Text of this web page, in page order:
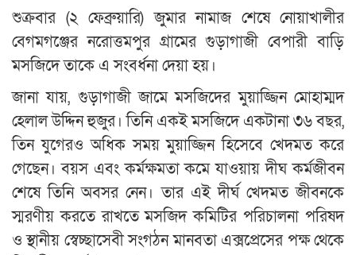
শুক্রবার (২ ফেব্রুয়ারি) জুমার নামাজ শেষে নোয়াখালীর
বেগমগঞ্জের নরোত্তমপুর গ্রামের গুড়াগাজী বেপারী বাড়ি
মসজিদে তাকে এ সংবর্ধনা দেয়া হয়।
জানা যায়, গুড়াগাজী জামে মসজিদের মুয়াজ্জিন মোহাম্মদ
হেলাল উদ্দিন হুজুর। তিনি একই মসজিদে একটানা ৩৬ বছর,
তিন যুগেরও অধিক সময় মুয়াজ্জিন হিসেবে খেদমত করে
গেছেন। বয়স এবং কর্মক্ষমতা কমে যাওয়ায় দীঘ কর্মজীবন
শেষে তিনি অবসর নেন। তার এই দীর্ঘ খেদমত জীবনকে
স্মরণীয় করতে রাখতে মসজিদ কমিটির পরিচালনা পরিষদ
ও স্থানীয় স্বেচ্ছাসেবী সংগঠন মানবতা এক্সপ্রেসের পক্ষ থেকে